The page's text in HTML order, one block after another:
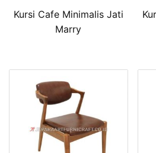
Kursi Cafe Minimalis Jati
Marry